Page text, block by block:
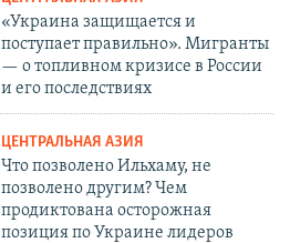
«Украина защищается и
поступает правильно». Мигранты
— о топливном кризисе в России
и его последствиях
ЦЕНТРАЛЬНАЯ АЗИЯ
Что позволено Ильхаму, не
позволено другим? Чем
продиктована осторожная
позиция по Украине лидеров